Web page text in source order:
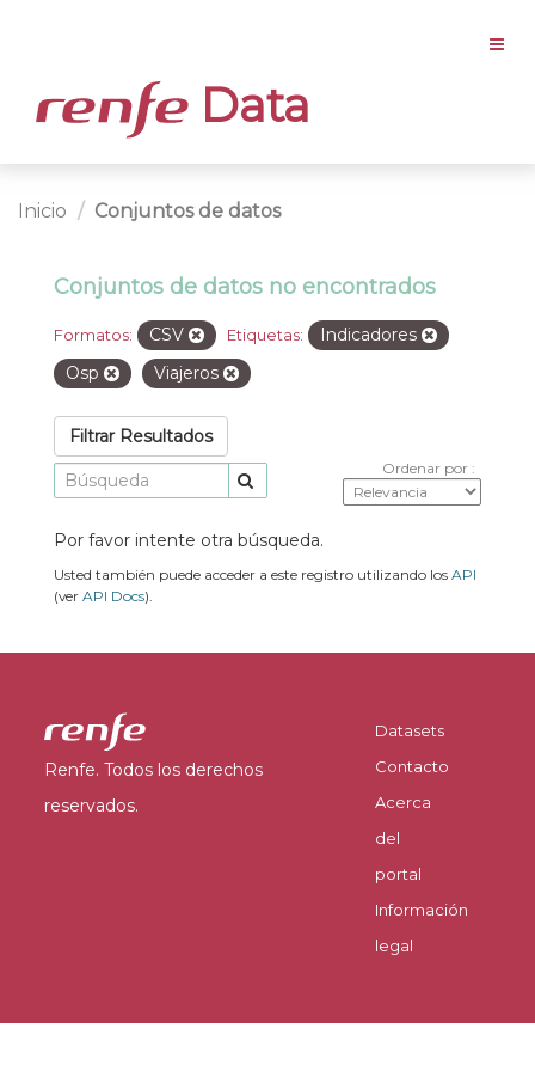
Data
Inicio Conjuntos de datos
Conjuntos de datos no encontrados
Formatos: CSV Etiquetas:
Indicadores
Osp
Viajeros
Filtrar Resultados
Ordenar por
Por favor intente otra búsqueda.
Usted también puede acceder a este registro utilizando los API
(ver API Docs).
Renfe. Todos los derechos
reservados.
Datasets
Contacto
Acerca
del
portal
Información
legal